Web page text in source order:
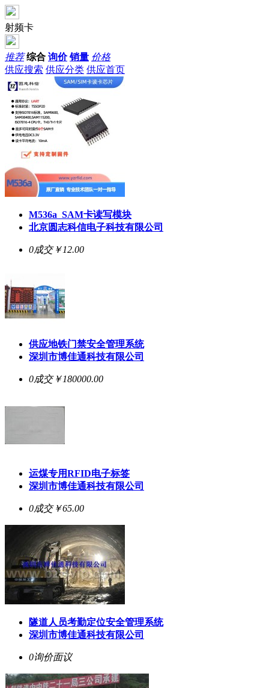
射频卡
推荐 综合 询价 销量 价格
供应搜索 供应分类 供应首页
M536a SAM卡读写模块
北京圆志科信电子科技有限公司
0成交￥12.00
供应地铁门禁安全管理系统
深圳市博佳通科技有限公司
0成交￥180000.00
运煤专用RFID电子标签
深圳市博佳通科技有限公司
0成交￥65.00
隧道人员考勤定位安全管理系统
深圳市博佳通科技有限公司
0询价面议